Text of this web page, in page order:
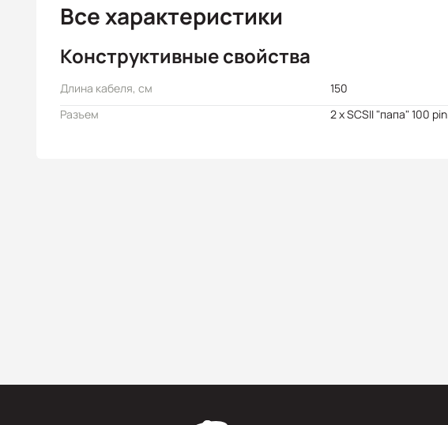
Все характеристики
Конструктивные свойства
Длина кабеля, см
150
Разъем
2 x SCSII "папа" 100 pin